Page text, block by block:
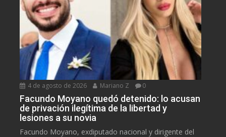
4 de agosto de 2026 Mariano Z 0
Facundo Moyano quedó detenido: lo acusan
de privación ilegítima de la libertad y
lesiones a su novia
Facundo Moyano, exdiputado nacional y dirigente del